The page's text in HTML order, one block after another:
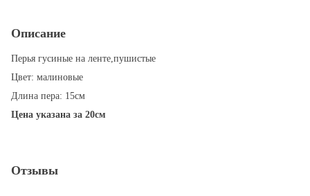
Описание
Перья гусиные на ленте,пушистые
Цвет: малиновые
Длина пера: 15см
Цена указана за 20см
Отзывы